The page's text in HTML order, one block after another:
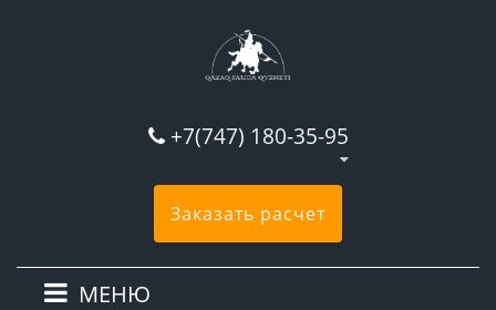
+7(747) 180-35-95
Заказать расчет
МЕНЮ